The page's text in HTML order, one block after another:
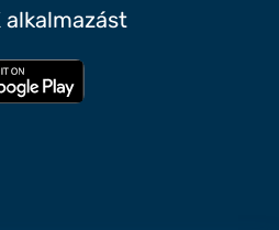
alkalmazást
az App Store-bólTöltse le a google play-